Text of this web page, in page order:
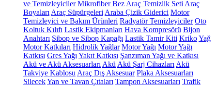
ve Temizleyiciler Mikrofiber Bez Araç Temizlik Seti Araç
Boyaları Araç Süpürgeleri Araba Çizik Giderici Motor
Temizleyici ve Bakım Ürünleri Radyatör Temizleyiciler Oto
Koltuk Kılıfı Lastik Ekipmanları Hava Kompresörü Bijon
Anahtarı Sibop ve Sibop Kapağı Lastik Tamir Kiti KrikoYağ
Motor Katkıları Hidrolik Yağlar Motor Yağı Motor Yağı
Katkısı Gres Yağı Yakıt Katkısı Şanzıman Yağı ve Katkısı
Akü ve Akü Aksesuarları Akü Akü Şarj Cihazları Akü
Takviye Kablosu Araç Dış Aksesuar Plaka Aksesuarları
SilecekYan ve Tavan Çıtaları Tampon Aksesuarları Trafik